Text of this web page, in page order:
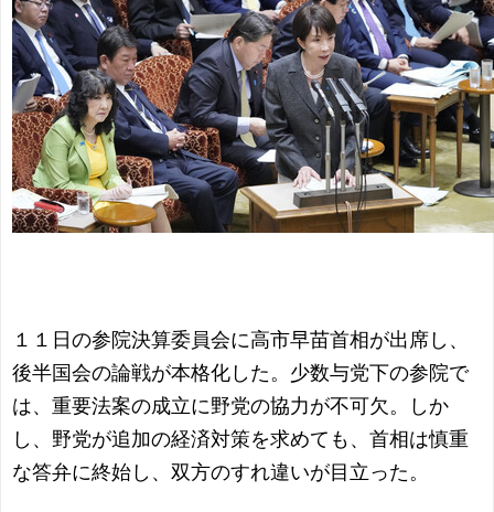
１１日の参院決算委員会に高市早苗首相が出席し、
後半国会の論戦が本格化した。少数与党下の参院で
は、重要法案の成立に野党の協力が不可欠。しか
し、野党が追加の経済対策を求めても、首相は慎重
な答弁に終始し、双方のすれ違いが目立った。